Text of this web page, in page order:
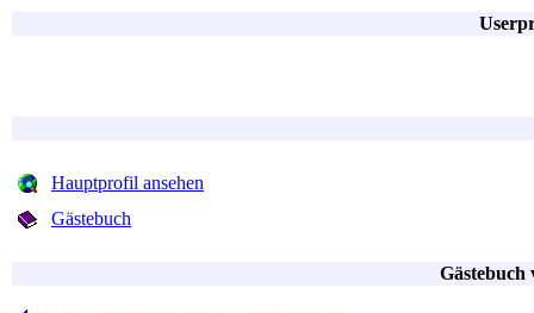
Hauptprofil ansehen
Gästebuch
Gästebuch